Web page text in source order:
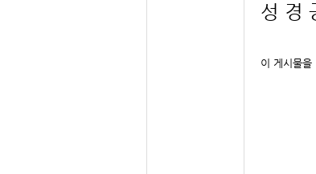
성 경
수
이 게시물을